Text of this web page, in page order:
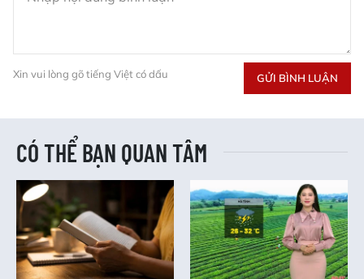
Xin vui lòng gõ tiếng Việt có dấu GỬI BÌNH LUẬN
CÓ THỂ BẠN QUAN TÂM